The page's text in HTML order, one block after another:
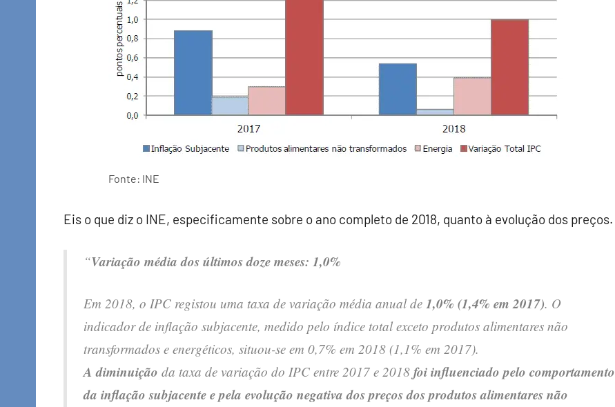
Fonte: INE
Eis o que diz o INE, especificamente sobre o ano completo de 2018, quanto à evolução dos preços.
“Variação média dos últimos doze meses: 1,0%
Em 2018, o IPC registou uma taxa de variação média anual de 1,0% (1,4% em 2017). O
indicador de inflação subjacente, medido pelo índice total exceto produtos alimentares não
transformados e energéticos, situou-se em 0,7% em 2018 (1,1% em 2017).
A diminuição da taxa de variação do IPC entre 2017 e 2018 foi influenciado pelo comportamento
da inflação subjacente e pela evolução negativa dos preços dos produtos alimentares não